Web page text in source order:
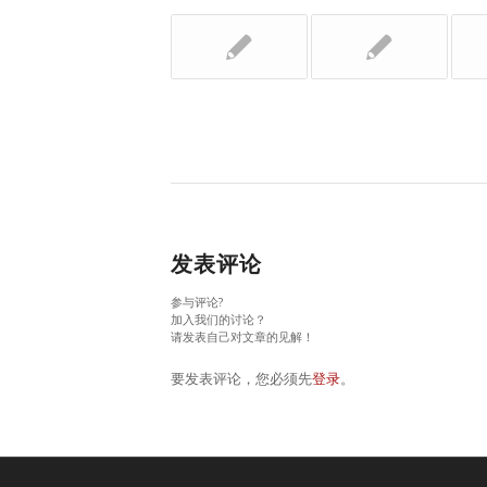
发表评论
参与评论?
加入我们的讨论？
请发表自己对文章的见解！
要发表评论，您必须先登录。